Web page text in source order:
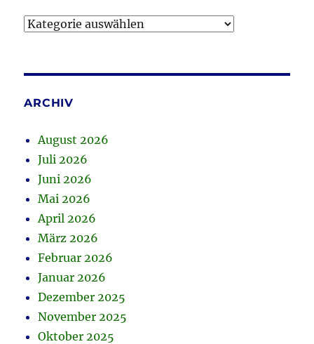
Kategorien
ARCHIV
August 2026
Juli 2026
Juni 2026
Mai 2026
April 2026
März 2026
Februar 2026
Januar 2026
Dezember 2025
November 2025
Oktober 2025